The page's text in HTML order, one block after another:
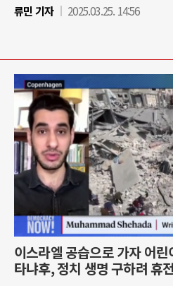
류민 기자
2025.03.25. 14:56
이스라엘 공습으로 가자 어
타냐후, 정치 생명 구하려 휴